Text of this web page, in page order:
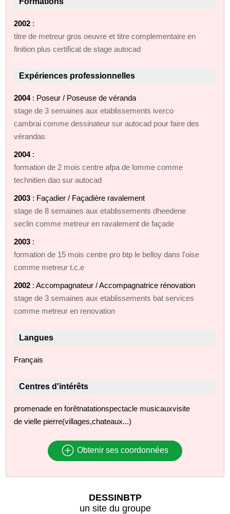
2002 :
titre de metreur gros oeuvre et titre complementaire en
finition plus certificat de stage autocad
Expériences professionnelles
2004: Poseur / Poseuse de véranda
stage de 3 semaines aux etablissements iverco
cambrai comme dessinateur sur autocad pour faire des
vérandas
2004:
formation de 2 mois centre afpa de lomme comme
technitien dao sur autocad
2003 : Façadier / Façadière ravalement
stage de 8 semaines aux etablissements dheedene
seclin comme metreur en ravalement de façade
2003 :
formation de 15 mois centre pro btp le belloy dans l'oise
comme metreur t.c.e
2002 : Accompagnateur / Accompagnatrice rénovation
stage de 3 semaines aux etablissements bat services
comme metreur en renovation
Langues
Français
Centres d'intérêts
promenade en forêtnatationspectacle musicauxvisite
de vielle pierre(villages,chateaux...)
Obtenir ses coordonnées
DESSINBTP
un site du groupe